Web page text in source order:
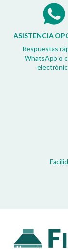
ASISTENCIA
Respuestas
WhatsApp o